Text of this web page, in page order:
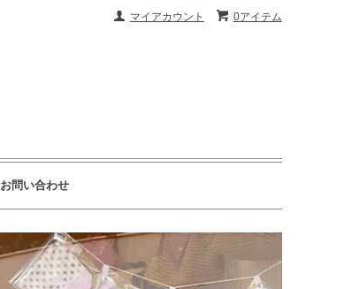
0アイテム
マイアカウント
お問い合わせ